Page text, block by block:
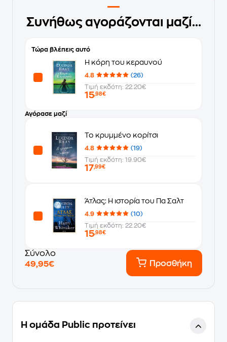
Συνήθως αγοράζονται μαζί...
Τώρα βλέπεις αυτό
Η κόρη του κεραυνού
4.8
(26)
Τιμή εκδότη: 22.20€
15,98€
Αγόρασε μαζί
Το κρυμμένο κορίτσι
4.8
(19)
Τιμή εκδότη: 19.90€
17,99€
Άτλας: Η ιστορία του Πα Σαλτ
4.9
(10)
Τιμή εκδότη: 22.20€
15,98€
Σύνολο
49,95€
Προσθήκη
Η ομάδα Public προτείνει